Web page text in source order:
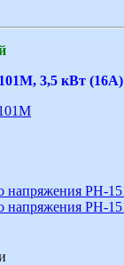
3,5 кВт (16А)